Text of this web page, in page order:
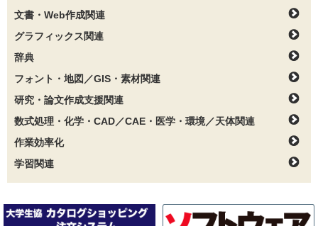
文書・Web作成関連
グラフィックス関連
辞典
フォント・地図／GIS・素材関連
研究・論文作成支援関連
数式処理・化学・CAD／CAE・医学・環境／天体関連
作業効率化
学習関連